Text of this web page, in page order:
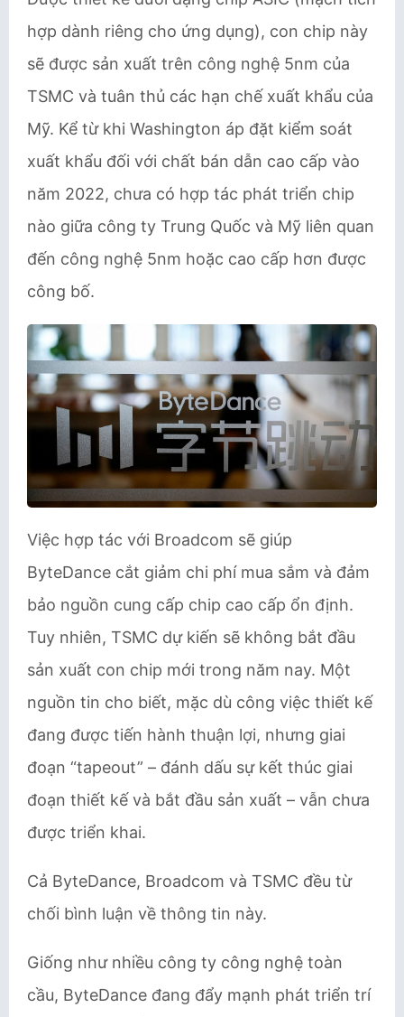
hợp dành riêng cho ứng dụng), con chip này
sẽ được sản xuất trên công nghệ 5nm của
TSMC và tuân thủ các hạn chế xuất khẩu của
Mỹ. Kể từ khi Washington áp đặt kiểm soát
xuất khẩu đối với chất bán dẫn cao cấp vào
năm 2022, chưa có hợp tác phát triển chip
nào giữa công ty Trung Quốc và Mỹ liên quan
đến công nghệ 5nm hoặc cao cấp hơn được
công bố.
Việc hợp tác với Broadcom sẽ giúp
ByteDance cắt giảm chi phí mua sắm và đảm
bảo nguồn cung cấp chip cao cấp ổn định.
Tuy nhiên, TSMC dự kiến sẽ không bắt đầu
sản xuất con chip mới trong năm nay. Một
nguồn tin cho biết, mặc dù công việc thiết kế
đang được tiến hành thuận lợi, nhưng giai
đoạn “tapeout” – đánh dấu sự kết thúc giai
đoạn thiết kế và bắt đầu sản xuất – vẫn chưa
được triển khai.
Cả ByteDance, Broadcom và TSMC đều từ
chối bình luận về thông tin này.
Giống như nhiều công ty công nghệ toàn
cầu, ByteDance đang đẩy mạnh phát triển trí